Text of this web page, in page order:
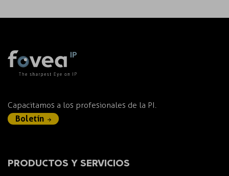
Capacitamos a los profesionales de la PI.
Boletín
PRODUCTOS Y SERVICIOS